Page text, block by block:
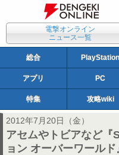
電撃オンライン
ニュース一覧
総合 PlayStation
アプリ PC
特集 攻略wiki
2012年7月20日（金）
アセムやトビアなど『
ョン オーバーワール